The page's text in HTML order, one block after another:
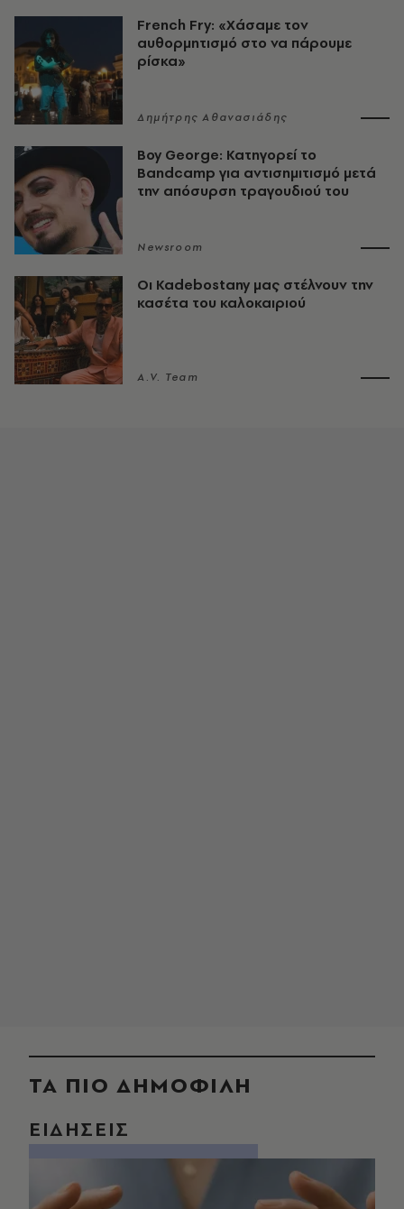
French Fry: «Χάσαμε τον
αυθορμητισμό στο να πάρουμε
ρίσκα»
Δημήτρης Αθανασιάδης
Boy George: Κατηγορεί το
Bandcamp για αντισημιτισμό μετά
την απόσυρση τραγουδιού του
Newsroom
Οι Kadebostany μας στέλνουν την
κασέτα του καλοκαιριού
A.V. Team
ΤΑ ΠΙΟ ΔΗΜΟΦΙΛΗ
ΕΙΔΗΣΕΙΣ